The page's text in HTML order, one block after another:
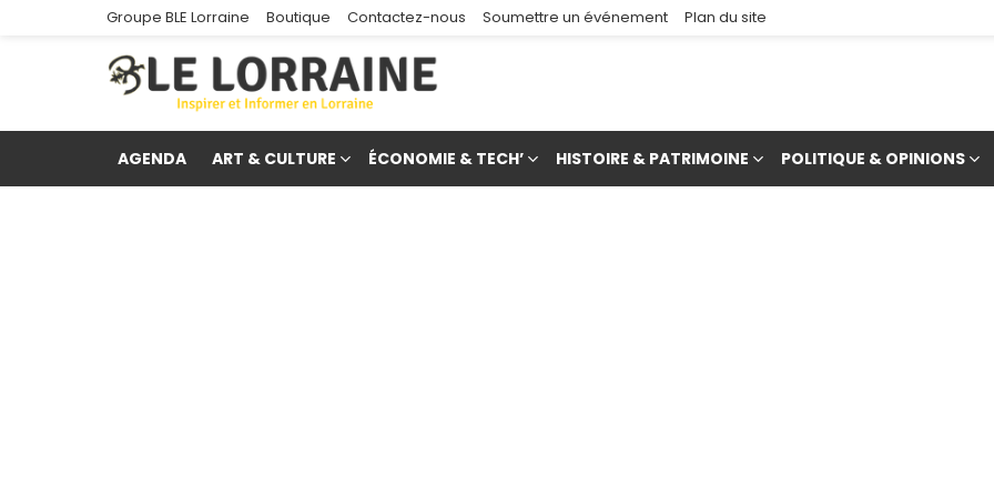
Groupe BLE Lorraine Boutique Contactez-nous Soumettre un événement Plan du site
AGENDA ART & CULTURE ÉCONOMIE & TECH’ HISTOIRE & PATRIMOINE POLITIQUE & OPINIONS